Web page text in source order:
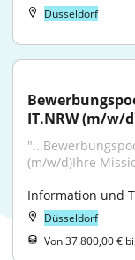
Düsseldorf
IT.NRW (m/w/
(m/w/d)Ihre
Information und
Düsseldorf
Von 37.800,00 €